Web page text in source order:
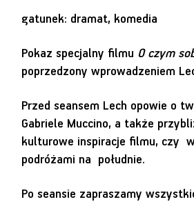
gatunek: dramat, komedia
Pokaz specjalny filmu O czym
poprzedzony wprowadzeniem
Przed seansem Lech opowie o
Gabriele Muccino, a także
kulturowe inspiracje filmu, czy
podróżami na południe.
Po seansie zapraszamy